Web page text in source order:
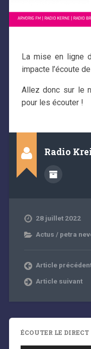
La mise en ligne
impacte l’écoute
Allez donc sur le
pour les écouter !
Radio
28 juillet 2022
Actus / petra
Article
Article suivant
ÉCOUTER LE DIRECT